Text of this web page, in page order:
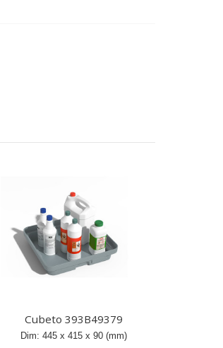
Cubeto 393B49379
Dim: 445 x 415 x 90 (mm)